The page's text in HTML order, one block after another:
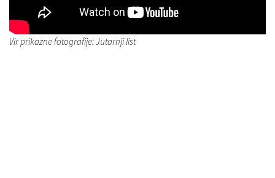
Vir prikazne fotografije: Jutarnji list